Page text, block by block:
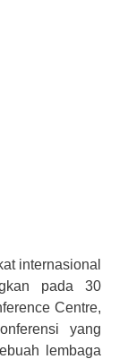
internasional
pada 30
Centre,
yang
lembaga